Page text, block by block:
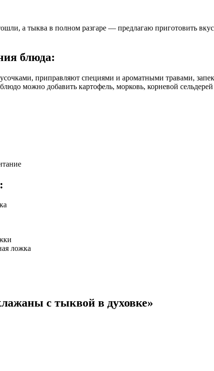
а тыква в полном разгаре — предлагаю приготовить
блюда:
приправляют специями и ароматными травами,
можно добавить картофель, морковь, корневой
ложка
с тыквой в духовке»